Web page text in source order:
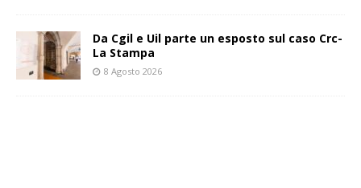
Da Cgil e Uil parte un esposto sul caso Crc-
La Stampa
8 Agosto 2026